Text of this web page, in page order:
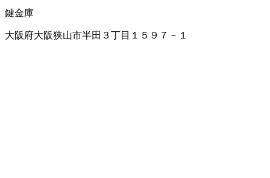
鍵金庫
大阪府大阪狭山市半田３丁目１５９７－１